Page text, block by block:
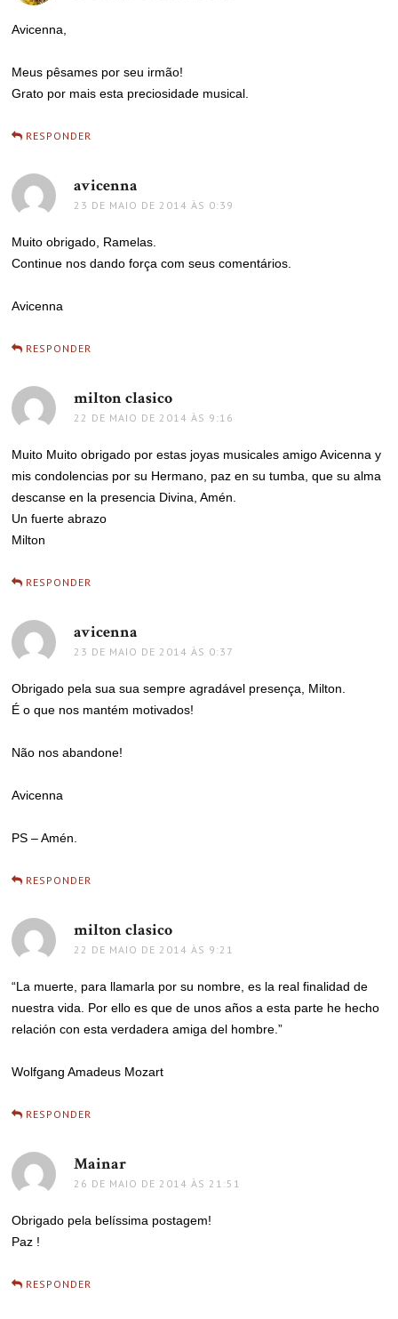
Avicenna,
Meus pêsames por seu irmão!
Grato por mais esta preciosidade musical.
RESPONDER
avicenna
23 DE MAIO DE 2014 ÀS 0:39
Muito obrigado, Ramelas.
Continue nos dando força com seus comentários.
Avicenna
RESPONDER
milton clasico
22 DE MAIO DE 2014 ÀS 9:16
Muito Muito obrigado por estas joyas musicales amigo Avicenna y
mis condolencias por su Hermano, paz en su tumba, que su alma
descanse en la presencia Divina, Amén.
Un fuerte abrazo
Milton
RESPONDER
avicenna
23 DE MAIO DE 2014 ÀS 0:37
Obrigado pela sua sua sempre agradável presença, Milton.
É o que nos mantém motivados!
Não nos abandone!
Avicenna
PS – Amén.
RESPONDER
milton clasico
22 DE MAIO DE 2014 ÀS 9:21
“La muerte, para llamarla por su nombre, es la real finalidad de
nuestra vida. Por ello es que de unos años a esta parte he hecho
relación con esta verdadera amiga del hombre.”
Wolfgang Amadeus Mozart
RESPONDER
Mainar
26 DE MAIO DE 2014 ÀS 21:51
Obrigado pela belíssima postagem!
Paz !
RESPONDER